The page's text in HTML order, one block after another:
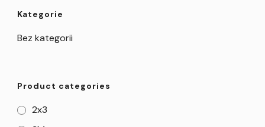
Kategorie
Bez kategorii
Product categories
2x3